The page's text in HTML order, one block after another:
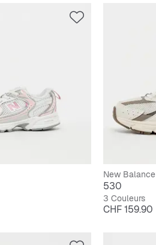
New Balance
530
3 Couleurs
Prix
CHF 159.90